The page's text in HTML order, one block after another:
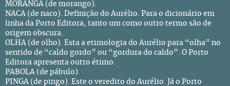
MORANGA (de morango).
NACA (de naco). Definição do Aurélio. Para o dicionário em
linha da Porto Editora, tanto um como outro termo são de
origem obscura.
OLHA (de olho). Esta a etimologia do Aurélio para “olha” no
sentido de “caldo gordo” ou “gordura do caldo”. O Porto
Editora apresenta outro étimo.
PABOLA (de pábulo).
PINGA (de pingo). Este o veredito do Aurélio. Já o Porto